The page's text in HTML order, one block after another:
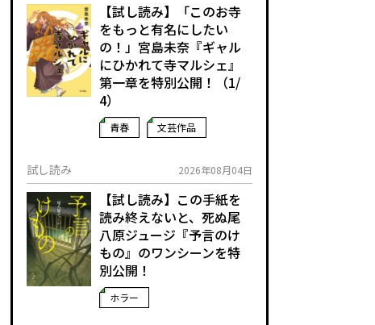
【試し読み】「このお寺
をもっと有名にしたい
の！」宮島未奈『ギャル
にひかれて寺マルシェ』
第一章を特別公開！（1/
4）
青春 文芸作品
試し読み 2026年08月04日
【試し読み】この手紙を
読み終えないと、死ぬ――尾
八原ジュージ『予言のけ
もの』のワンシーンを特
別公開！
ホラー